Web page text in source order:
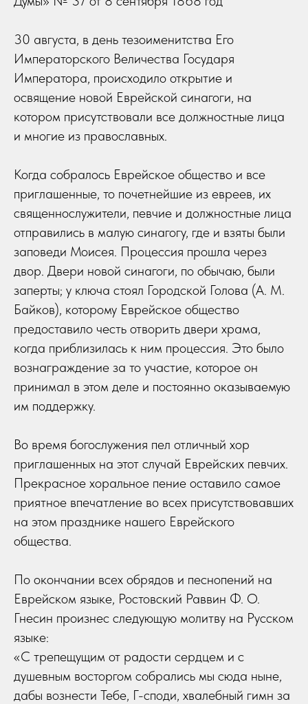
30 августа, в день тезоименитства Его
Императорского Величества Государя
Императора, происходило открытие и
освящение новой Еврейской синагоги, на
котором присутствовали все должностные лица
и многие из православных.
Когда собралось Еврейское общество и все
приглашенные, то почетнейшие из евреев, их
священнослужители, певчие и должностные лица
отправились в малую синагогу, где и взяты были
заповеди Моисея. Процессия прошла через
двор. Двери новой синагоги, по обычаю, были
заперты; у ключа стоял Городской Голова (А. М.
Байков), которому Еврейское общество
предоставило честь отворить двери храма,
когда приблизилась к ним процессия. Это было
вознаграждение за то участие, которое он
принимал в этом деле и постоянно оказываемую
им поддержку.
Во время богослужения пел отличный хор
приглашенных на этот случай Еврейских певчих.
Прекрасное хоральное пение оставило самое
приятное впечатление во всех присутствовавших
на этом празднике нашего Еврейского
общества.
По окончании всех обрядов и песнопений на
Еврейском языке, Ростовский Раввин Ф. О.
Гнесин произнес следующую молитву на Русском
языке:
«С трепещущим от радости сердцем и с
душевным восторгом собрались мы сюда ныне,
дабы вознести Тебе, Г-споди, хвалебный гимн за